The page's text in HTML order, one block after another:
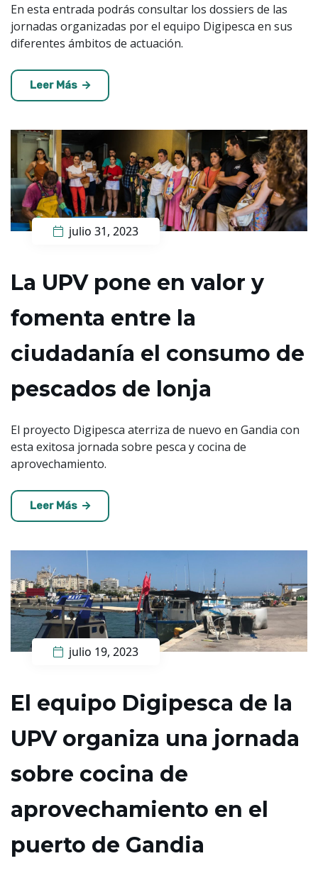
En esta entrada podrás consultar los dossiers de las
jornadas organizadas por el equipo Digipesca en sus
diferentes ámbitos de actuación.
Leer Más
julio 31, 2023
La UPV pone en valor y
fomenta entre la
ciudadanía el consumo de
pescados de lonja
El proyecto Digipesca aterriza de nuevo en Gandia con
esta exitosa jornada sobre pesca y cocina de
aprovechamiento.
Leer Más
julio 19, 2023
El equipo Digipesca de la
UPV organiza una jornada
sobre cocina de
aprovechamiento en el
puerto de Gandia